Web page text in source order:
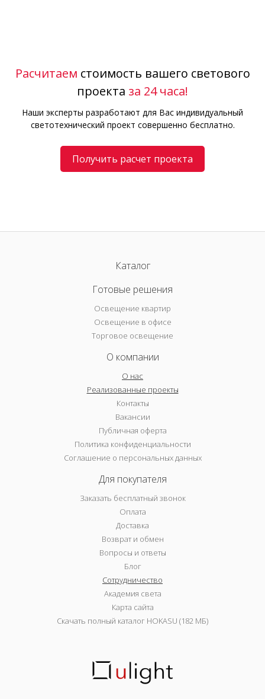
Расчитаем стоимость вашего светового
проекта за 24 часа!
Наши эксперты разработают для Вас индивидуальный
светотехнический проект совершенно бесплатно.
Получить расчет проекта
Каталог
Готовые решения
Освещение квартир
Освещение в офисе
Торговое освещение
О компании
О нас
Реализованные проекты
Контакты
Вакансии
Публичная оферта
Политика конфиденциальности
Соглашение о персональных данных
Для покупателя
Заказать бесплатный звонок
Оплата
Доставка
Возврат и обмен
Вопросы и ответы
Блог
Сотрудничество
Академия света
Карта сайта
Скачать полный каталог HOKASU (182 МБ)